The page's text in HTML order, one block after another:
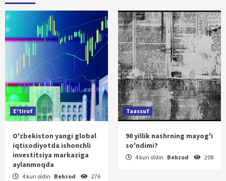
E'tirof
O'zbekiston yangi global
iqtisodiyotda ishonchli
investitsiya markaziga
aylanmoqda
4 kun oldin Behzod 276
Taassuf
90 yillik nashrning mayog'i
so'ndimi?
4 kun oldin Behzod 208